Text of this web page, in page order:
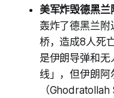
美军炸毁德黑
轰炸了德黑兰附
桥，造成8人死
是伊朗导弹和
线」，但伊朗阿
（